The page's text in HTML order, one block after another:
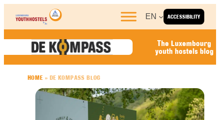
Skip to content
ACCESSIBILITY
EN
The Luxembourg
youth hostels blog
HOME » DE KOMPASS BLOG